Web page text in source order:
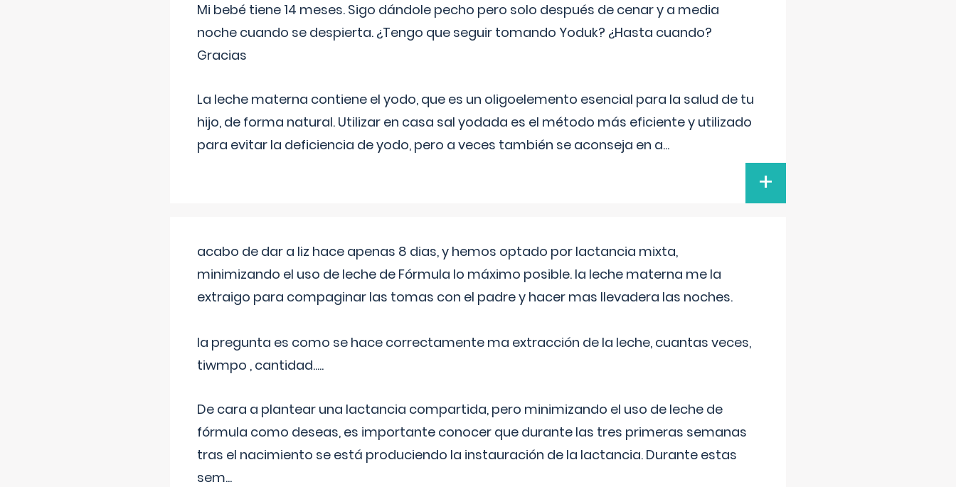
Mi bebé tiene 14 meses. Sigo dándole pecho pero solo después de cenar y a media
noche cuando se despierta. ¿Tengo que seguir tomando Yoduk? ¿Hasta cuando?
Gracias
La leche materna contiene el yodo, que es un oligoelemento esencial para la salud de tu
hijo, de forma natural. Utilizar en casa sal yodada es el método más eficiente y utilizado
para evitar la deficiencia de yodo, pero a veces también se aconseja en a...
+
acabo de dar a liz hace apenas 8 dias, y hemos optado por lactancia mixta,
minimizando el uso de leche de Fórmula lo máximo posible. la leche materna me la
extraigo para compaginar las tomas con el padre y hacer mas llevadera las noches.
la pregunta es como se hace correctamente ma extracción de la leche, cuantas veces,
tiwmpo , cantidad.....
De cara a plantear una lactancia compartida, pero minimizando el uso de leche de
fórmula como deseas, es importante conocer que durante las tres primeras semanas
tras el nacimiento se está produciendo la instauración de la lactancia. Durante estas
sem...